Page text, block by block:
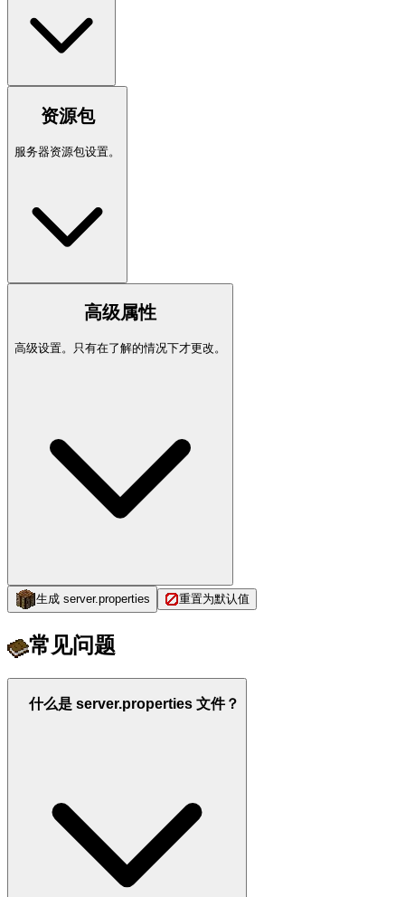
资源包
服务器资源包设置。
高级属性
高级设置。只有在了解的情况下才更改。
生成 server.properties 重置为默认值
常见问题
什么是 server.properties 文件？